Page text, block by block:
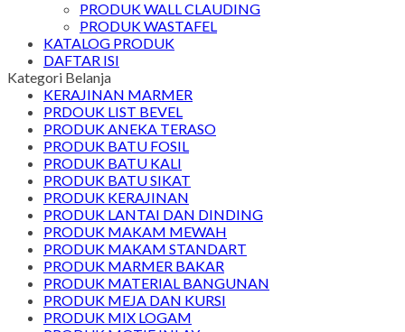
PRODUK WALL CLAUDING
PRODUK WASTAFEL
KATALOG PRODUK
DAFTAR ISI
Kategori Belanja
KERAJINAN MARMER
PRDOUK LIST BEVEL
PRODUK ANEKA TERASO
PRODUK BATU FOSIL
PRODUK BATU KALI
PRODUK BATU SIKAT
PRODUK KERAJINAN
PRODUK LANTAI DAN DINDING
PRODUK MAKAM MEWAH
PRODUK MAKAM STANDART
PRODUK MARMER BAKAR
PRODUK MATERIAL BANGUNAN
PRODUK MEJA DAN KURSI
PRODUK MIX LOGAM